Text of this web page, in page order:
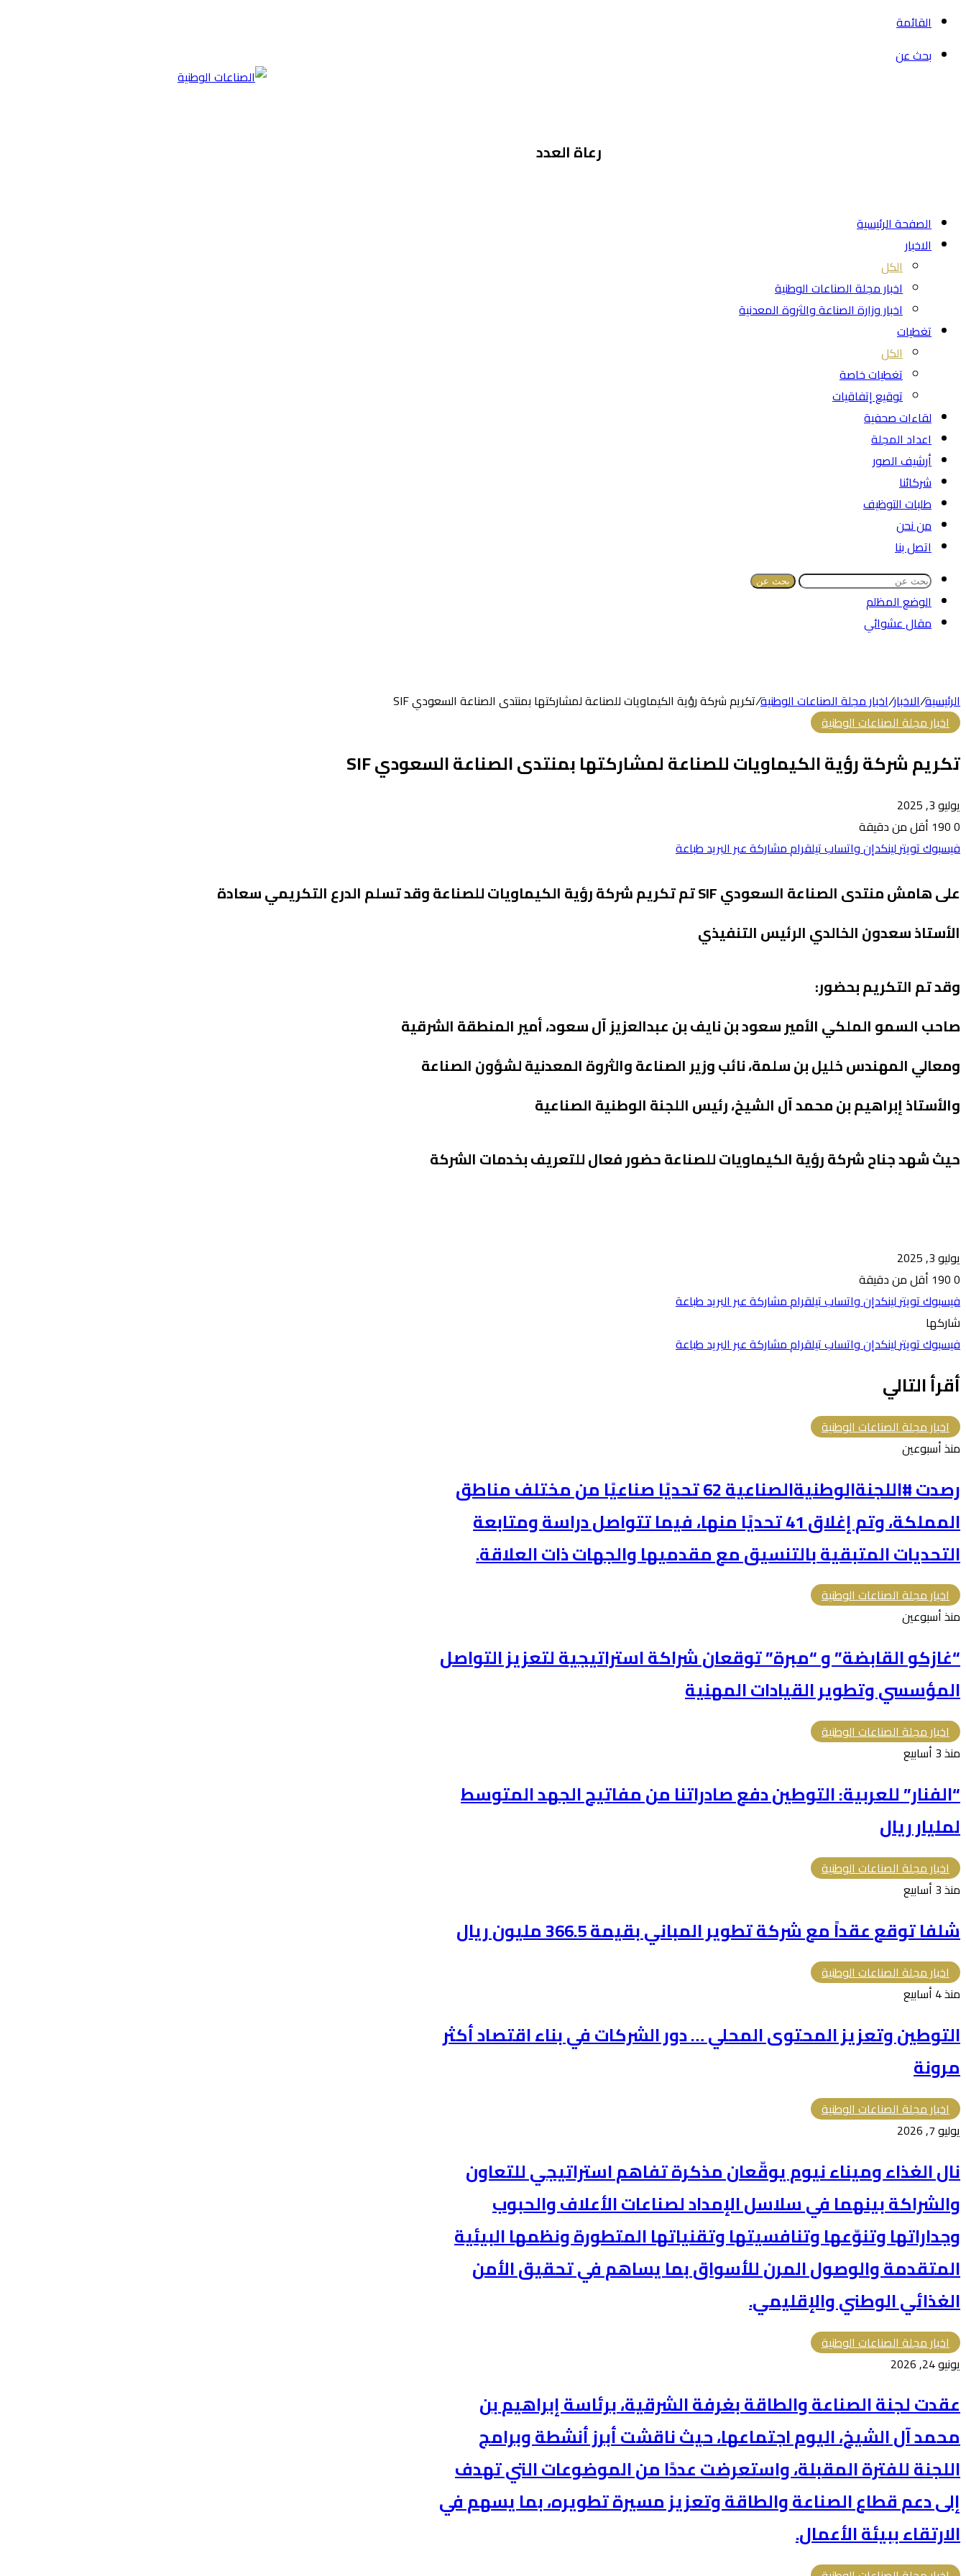
القائمة
بحث عن
رعاة العدد
الصفحة الرئيسية
الاخبار
الكل
اخبار مجلة الصناعات الوطنية
اخبار وزارة الصناعة والثروة المعدنية
تغطيات
الكل
تغطيات خاصة
توقيع إتفاقيات
لقاءات صحفية
اعداد المجلة
أرشيف الصور
شركائنا
طلبات التوظيف
من نحن
اتصل بنا
بحث عن
الوضع المظلم
مقال عشوائي
الرئيسية/الاخبار/اخبار مجلة الصناعات الوطنية/تكريم شركة رؤية الكيماويات للصناعة لمشاركتها بمنتدى الصناعة السعودي SIF
اخبار مجلة الصناعات الوطنية
تكريم شركة رؤية الكيماويات للصناعة لمشاركتها بمنتدى الصناعة السعودي SIF
يوليو 3, 2025
0
أقل من دقيقة
فيسبوكتويترلينكدإنواتسابتيلقراممشاركة عبر البريدطباعة
على هامش منتدى الصناعة السعودي SIF تم تكريم شركة رؤية الكيماويات للصناعة وقد تسلم الدرع التكريمي سعادة
الأستاذ سعدون الخالدي الرئيس التنفيذي
وقد تم التكريم بحضور:
صاحب السمو الملكي الأمير سعود بن نايف بن عبدالعزيز آل سعود، أمير المنطقة الشرقية
ومعالي المهندس خليل بن سلمة، نائب وزير الصناعة والثروة المعدنية لشؤون الصناعة
والأستاذ إبراهيم بن محمد آل الشيخ، رئيس اللجنة الوطنية الصناعية
حيث شهد جناح شركة رؤية الكيماويات للصناعة حضور فعال للتعريف بخدمات الشركة
يوليو 3, 2025
0
أقل من دقيقة
فيسبوكتويترلينكدإنواتسابتيلقراممشاركة عبر البريدطباعة
شاركها
فيسبوكتويترلينكدإنواتسابتيلقراممشاركة عبر البريدطباعة
أقرأ التالي
اخبار مجلة الصناعات الوطنية
منذ أسبوعين
رصدت #اللجنةالوطنيةالصناعية 62 تحديًا صناعيًا من مختلف مناطق
المملكة، وتم إغلاق 41 تحديًا منها، فيما تتواصل دراسة ومتابعة
التحديات المتبقية بالتنسيق مع مقدميها والجهات ذات العلاقة.
اخبار مجلة الصناعات الوطنية
منذ أسبوعين
“غازكو القابضة” و “مبرة” توقعان شراكة استراتيجية لتعزيز التواصل
المؤسسي وتطوير القيادات المهنية
اخبار مجلة الصناعات الوطنية
منذ 3 أسابيع
“الفنار” للعربية: التوطين دفع صادراتنا من مفاتيح الجهد المتوسط
لمليار ريال
اخبار مجلة الصناعات الوطنية
منذ 3 أسابيع
شلفا توقع عقداً مع شركة تطوير المباني بقيمة 366.5 مليون ريال
اخبار مجلة الصناعات الوطنية
منذ 4 أسابيع
التوطين وتعزيز المحتوى المحلي … دور الشركات في بناء اقتصاد أكثر
مرونة
اخبار مجلة الصناعات الوطنية
يوليو 7, 2026
نال الغذاء وميناء نيوم يوقّعان مذكرة تفاهم استراتيجي للتعاون
والشراكة بينهما في سلاسل الإمداد لصناعات الأعلاف والحبوب
وجداراتها وتنوّعها وتنافسيتها وتقنياتها المتطورة ونظمها البيئية
المتقدمة والوصول المرن للأسواق بما يساهم في تحقيق الأمن
الغذائي الوطني والإقليمي.
اخبار مجلة الصناعات الوطنية
يونيو 24, 2026
عقدت لجنة الصناعة والطاقة بغرفة الشرقية، برئاسة إبراهيم بن
محمد آل الشيخ، اليوم اجتماعها، حيث ناقشت أبرز أنشطة وبرامج
اللجنة للفترة المقبلة، واستعرضت عددًا من الموضوعات التي تهدف
إلى دعم قطاع الصناعة والطاقة وتعزيز مسيرة تطويره، بما يسهم في
الارتقاء ببيئة الأعمال.